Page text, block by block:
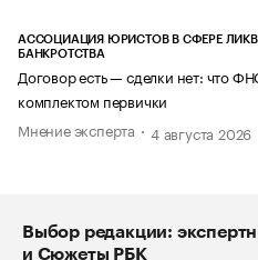
АССОЦИАЦИЯ ЮРИСТОВ В СФЕРЕ
БАНКРОТСТВА
Договор есть — сделки нет: что
комплектом первички
Мнение эксперта
4 августа 2026
Выбор редакции:
и Сюжеты РБК